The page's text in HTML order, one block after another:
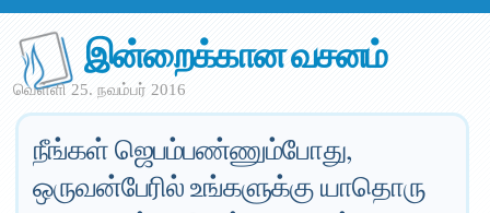
இன்றைக்கான வசனம்
வெள்ளி 25. நவம்பர் 2016
நீங்கள் ஜெபம்பண்ணும்போது,
ஒருவன்பேரில் உங்களுக்கு யாதொரு